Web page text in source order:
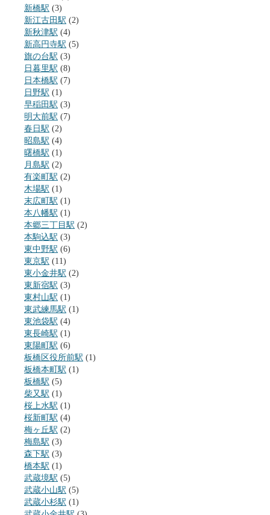
新橋駅 (3)
新江古田駅 (2)
新秋津駅 (4)
新高円寺駅 (5)
旗の台駅 (3)
日暮里駅 (8)
日本橋駅 (7)
日野駅 (1)
早稲田駅 (3)
明大前駅 (7)
春日駅 (2)
昭島駅 (4)
曙橋駅 (1)
月島駅 (2)
有楽町駅 (2)
木場駅 (1)
末広町駅 (1)
本八幡駅 (1)
本郷三丁目駅 (2)
本駒込駅 (3)
東中野駅 (6)
東京駅 (11)
東小金井駅 (2)
東新宿駅 (3)
東村山駅 (1)
東武練馬駅 (1)
東池袋駅 (4)
東長崎駅 (1)
東陽町駅 (6)
板橋区役所前駅 (1)
板橋本町駅 (1)
板橋駅 (5)
柴又駅 (1)
桜上水駅 (1)
桜新町駅 (4)
梅ヶ丘駅 (2)
梅島駅 (3)
森下駅 (3)
橋本駅 (1)
武蔵境駅 (5)
武蔵小山駅 (5)
武蔵小杉駅 (1)